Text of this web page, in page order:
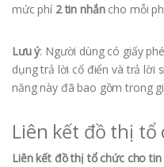
mức phí 2 tin nhắncho mỗi
Lưu ý: Người dùng có giấy
dụng trả lời cổ điển và trả lời
năng này đã bao gồm trong
Liên kết đồ thị
Liên kết đồ thị tổ chức cho tin